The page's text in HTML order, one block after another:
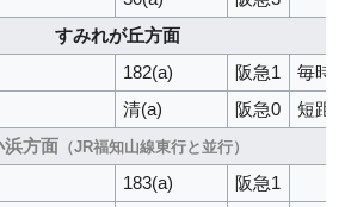
すみれが丘方面
182(a) 阪急1
毎時
清(a) 阪急0
短距
浜方面 （JR福知山線東行と並行）
183(a)
阪急1